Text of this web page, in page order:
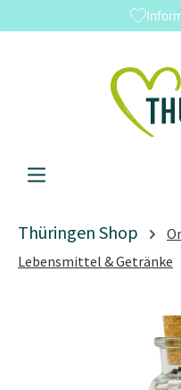
Zum Hauptinhalt
Thüringen Shop
Lebensmittel & Getränke
Bildergalerie